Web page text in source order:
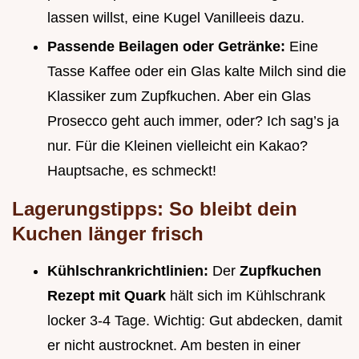
lassen willst, eine Kugel Vanilleeis dazu.
Passende Beilagen oder Getränke: Eine
Tasse Kaffee oder ein Glas kalte Milch sind die
Klassiker zum Zupfkuchen. Aber ein Glas
Prosecco geht auch immer, oder? Ich sag’s ja
nur. Für die Kleinen vielleicht ein Kakao?
Hauptsache, es schmeckt!
Lagerungstipps: So bleibt dein
Kuchen länger frisch
Kühlschrankrichtlinien: Der Zupfkuchen
Rezept mit Quark hält sich im Kühlschrank
locker 3-4 Tage. Wichtig: Gut abdecken, damit
er nicht austrocknet. Am besten in einer